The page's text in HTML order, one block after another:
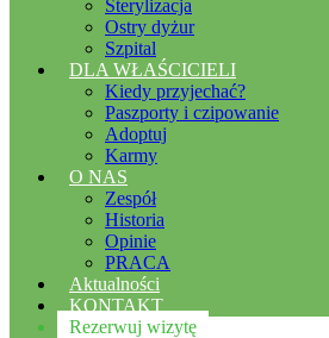
Sterylizacja
Ostry dyżur
Szpital
DLA WŁAŚCICIELI
Kiedy przyjechać?
Paszporty i czipowanie
Adoptuj
Karmy
O NAS
Zespół
Historia
Opinie
PRACA
Aktualności
KONTAKT
Rezerwuj wizytę